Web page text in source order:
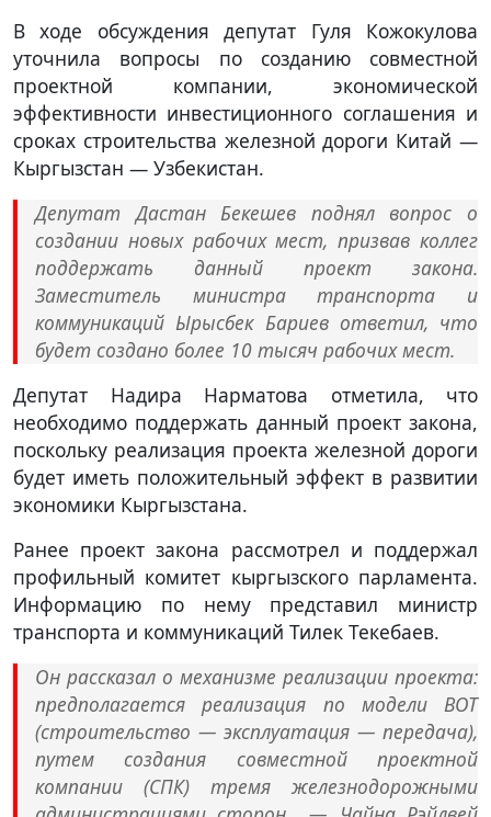
В ходе обсуждения депутат Гуля Кожокулова
уточнила вопросы по созданию совместной
проектной компании, экономической
эффективности инвестиционного соглашения и
сроках строительства железной дороги Китай —
Кыргызстан — Узбекистан.
Депутат Дастан Бекешев поднял вопрос о
создании новых рабочих мест, призвав коллег
поддержать данный проект закона.
Заместитель министра транспорта и
коммуникаций Ырысбек Бариев ответил, что
будет создано более 10 тысяч рабочих мест.
Депутат Надира Нарматова отметила, что
необходимо поддержать данный проект закона,
поскольку реализация проекта железной дороги
будет иметь положительный эффект в развитии
экономики Кыргызстана.
Ранее проект закона рассмотрел и поддержал
профильный комитет кыргызского парламента.
Информацию по нему представил министр
транспорта и коммуникаций Тилек Текебаев.
Он рассказал о механизме реализации проекта:
предполагается реализация по модели ВОТ
(строительство — эксплуатация — передача),
путем создания совместной проектной
компании (СПК) тремя железнодорожными